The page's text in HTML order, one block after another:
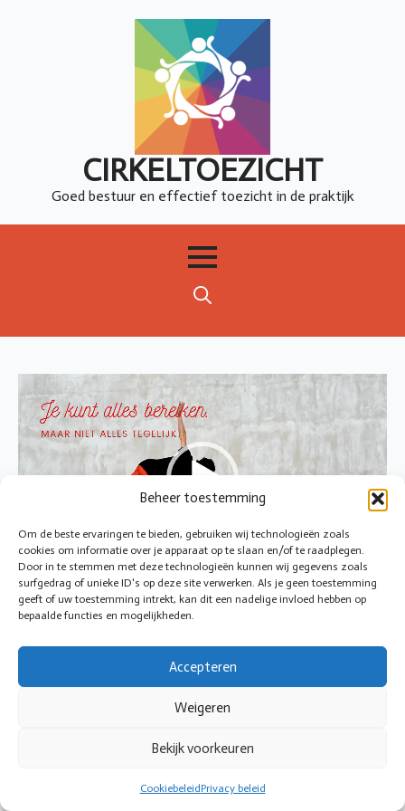
Beheer toestemming
Om de beste ervaringen te bieden, gebruiken wij technologieën zoals
cookies om informatie over je apparaat op te slaan en/of te raadplegen.
Door in te stemmen met deze technologieën kunnen wij gegevens zoals
surfgedrag of unieke ID's op deze site verwerken. Als je geen toestemming
geeft of uw toestemming intrekt, kan dit een nadelige invloed hebben op
bepaalde functies en mogelijkheden.
Accepteren
Weigeren
Bekijk voorkeuren
CookiebeleidPrivacy beleid
CIRKELTOEZICHT
Goed bestuur en effectief toezicht in de praktijk
Videospeler
00:00 00:05
© 2026 Cirkeltoezicht